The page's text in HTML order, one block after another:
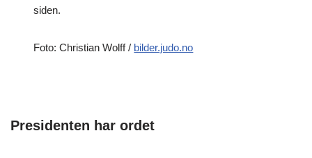
siden.
Foto: Christian Wolff / bilder.judo.no
Presidenten har ordet